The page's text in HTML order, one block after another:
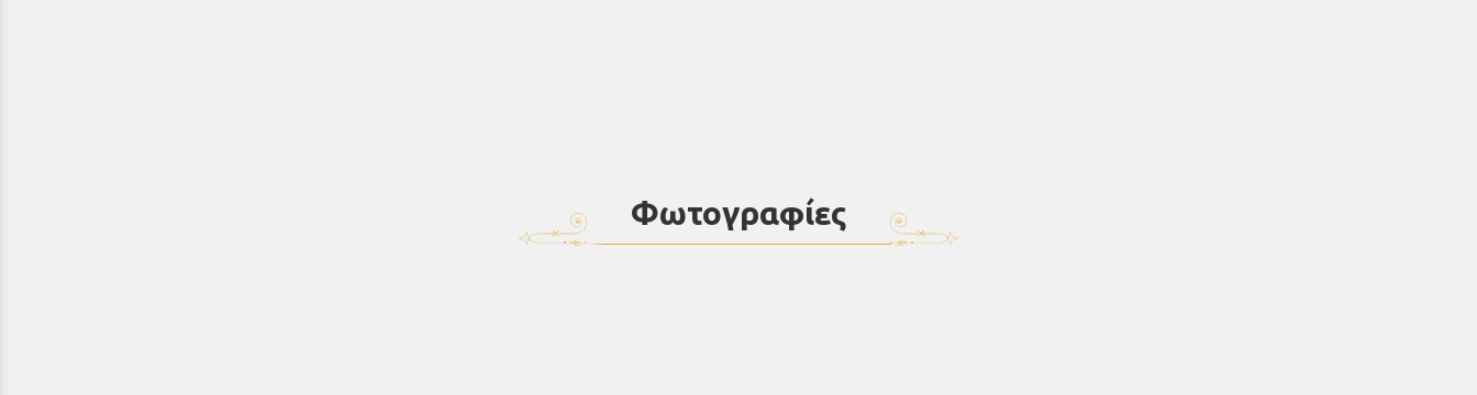
Φωτογραφίες